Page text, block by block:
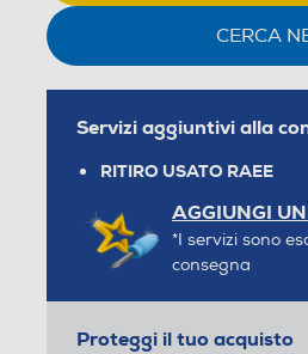
CERCA
Servizi aggiuntivi alla
RITIRO USATO RAEE
AGGIUNGI
*I servizi sono
consegna
Proteggi il tuo acquisto